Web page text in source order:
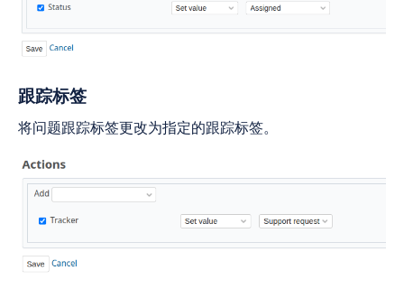
跟踪标签
将问题跟踪标签更改为指定的跟踪标签。